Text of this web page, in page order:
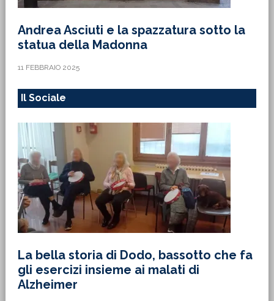
Andrea Asciuti e la spazzatura sotto la
statua della Madonna
11 FEBBRAIO 2025
Il Sociale
La bella storia di Dodo, bassotto che fa
gli esercizi insieme ai malati di
Alzheimer